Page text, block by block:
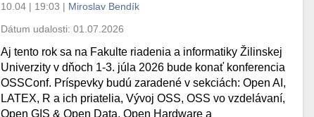
10.04 | 19:03 | Miroslav Bendík
Dátum udalosti:01.07.2026
Aj tento rok sa na Fakulte riadenia a informatiky Žilinskej
Univerzity v dňoch 1-3. júla 2026 bude konať konferencia
OSSConf. Príspevky budú zaradené v sekciách: Open AI,
LATEX, R a ich priatelia, Vývoj OSS, OSS vo vzdelávaní,
Open GIS & Open Data, Open Hardware a